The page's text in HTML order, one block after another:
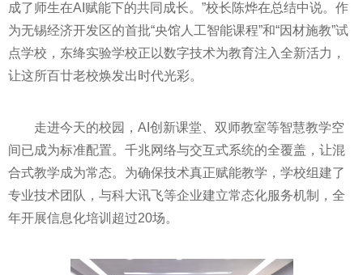
成了师生在AI赋能下的共同成长。”校长陈烨在总结中说。作
为无锡经济开发区的首批“央馆人工智能课程”和“因材施教”试
点学校，东绛实验学校正以数字技术为教育注入全新活力，
让这所百廿老校焕发出时代光彩。
走进今天的校园，AI创新课堂、双师教室等智慧教学空
间已成为标准配置。千兆网络与交互式系统的全覆盖，让混
合式教学成为常态。为确保技术真正赋能教学，学校组建了
专业技术团队，与科大讯飞等企业建立常态化服务机制，全
年开展信息化培训超过20场。